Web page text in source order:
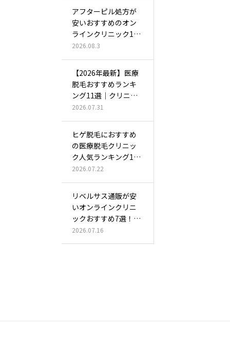
アフターピル処方が
安いおすすめのオン
ラインクリニック12
選！電話な…
2026.08.3
【2026年最新】医療
脱毛おすすめランキ
ング11選｜クリニッ
クはぶ…
2026.07.31
ヒゲ脱毛におすすめ
の医療脱毛クリニッ
ク人気ランキング10
選！料金の…
2026.07.22
リベルサス通販が安
いオンラインクリニ
ックおすすめ7選！オ
ンライン診…
2026.07.16